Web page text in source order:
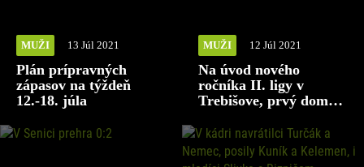
MUŽI 13 Júl 2021
Plán prípravných
zápasov na týždeň
12.-18. júla
MUŽI 12 Júl 2021
Na úvod nového
ročníka II. ligy v
Trebišove, prvý domáci
Dubnicou